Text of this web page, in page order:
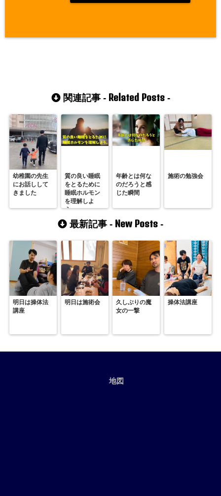
関連記事 - Related Posts-
幼稚園の先生
にお話しして
きました
質の良い睡眠
をとるために
睡眠ホルモン
を理解しよ
う。
年齢とは何な
のだろうと感
じた瞬間
施術の勉強会
最新記事 - New Posts -
明日は操体法
講座
明日は施術会
久しぶりの魔
女の一撃
操体法講座
地図